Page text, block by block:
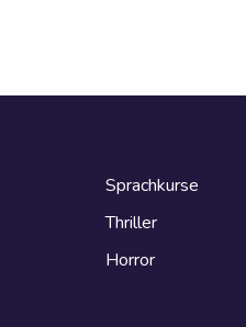
Sprachkurse
Thriller
Horror